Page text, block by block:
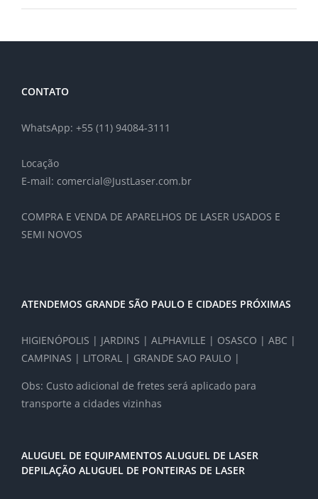
CONTATO
WhatsApp: +55 (11) 94084-3111
Locação
E-mail: comercial@JustLaser.com.br
COMPRA E VENDA DE APARELHOS DE LASER USADOS E
SEMI NOVOS
ATENDEMOS GRANDE SÃO PAULO E CIDADES PRÓXIMAS
HIGIENÓPOLIS | JARDINS | ALPHAVILLE | OSASCO | ABC |
CAMPINAS | LITORAL | GRANDE SAO PAULO |
Obs: Custo adicional de fretes será aplicado para
transporte a cidades vizinhas
ALUGUEL DE EQUIPAMENTOS ALUGUEL DE LASER
DEPILAÇÃO ALUGUEL DE PONTEIRAS DE LASER